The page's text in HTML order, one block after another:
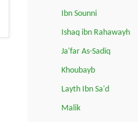
Ibn Sounni
Ishaq ibn Rahawayh
Ja'far As-Sadiq
Khoubayb
Layth Ibn Sa'd
Malik